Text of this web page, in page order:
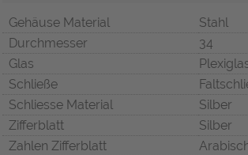
Gehäuse Material
Stahl
Durchmesser
34
Glas
Schließe
Schliesse Material
Silber
Zifferblatt
Silber
Zahlen Zifferblatt